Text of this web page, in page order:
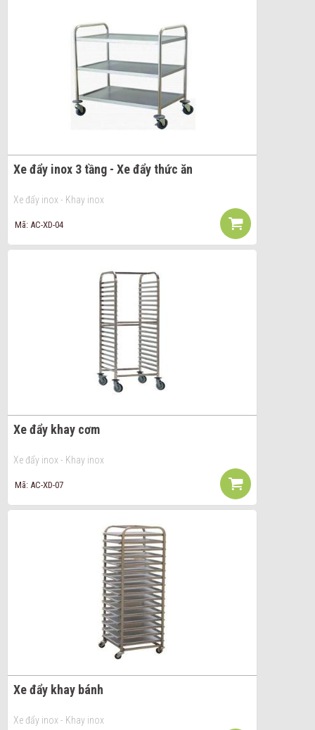
Xe đẩy inox 3 tầng - Xe đẩy thức ăn
Xe đẩy inox - Khay inox
Mã: AC-XD-04
Xe đẩy khay cơm
Xe đẩy inox - Khay inox
Mã: AC-XD-07
Xe đẩy khay bánh
Xe đẩy inox - Khay inox